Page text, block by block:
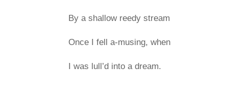
By a shallow reedy stream
Once I fell a-musing, when
I was lull’d into a dream.